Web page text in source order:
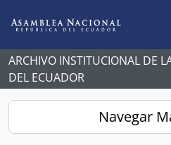
ARCHIVO INSTITUCIONAL DE
DEL ECUADOR
Navegar